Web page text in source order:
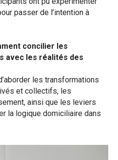
passer de l’intention à
concilier les
avec les réalités des
les transformations
et collectifs, les
ainsi que les leviers
la logique domiciliaire dans